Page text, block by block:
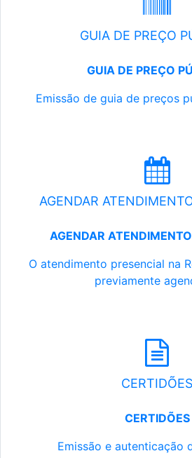
GUIA DE PREÇO
GUIA DE PREÇO
Emissão de guia de preços
AGENDAR
AGENDAR
O atendimento presencial na
previamente
CERTIDÕES
CERTIDÕES
Emissão e autenticação